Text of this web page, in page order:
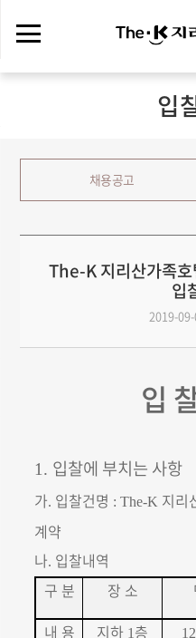
입
채용공고
The-K 지리산가족호
입
2019-
입
1. 입찰에 부치는 사항
가. 입찰건명 : The-K 지리
계약
나. 입찰내역
구 분
장 소
내 용
지하 1 층